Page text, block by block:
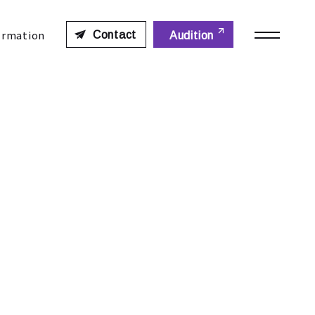
Contact Audition